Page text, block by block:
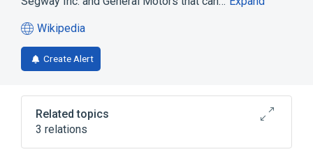
Wikipedia
(opens
in
a
tab)
Create Alert
Related topics
3 relations
DARPA Grand Challenge